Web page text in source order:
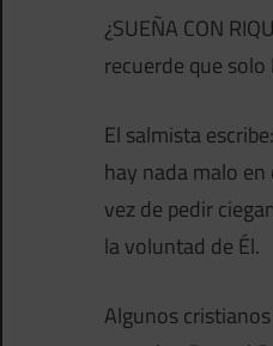
¿SUEÑA CON
recuerde que
El salmista
hay nada malo
vez de pedir
la voluntad de Él.
Algunos